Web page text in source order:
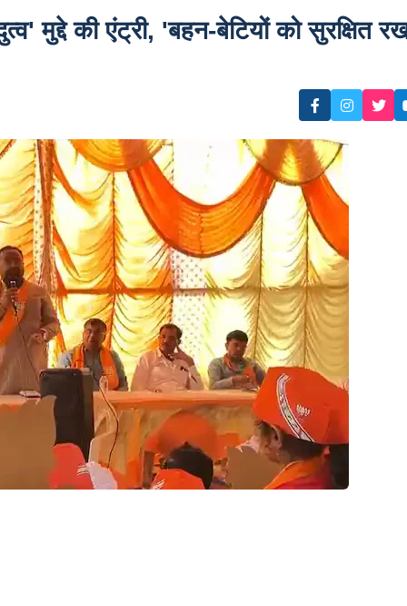
मुद्दे की एंट्री, 'बहन-बेटियों को सुरक्षित